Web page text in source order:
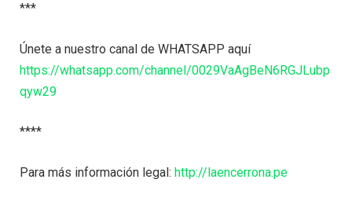
***
Únete a nuestro canal de WHATSAPP aquí
https://whatsapp.com/channel/0029VaAgBeN6RGJLubp
qyw29
****
Para más información legal: http://laencerrona.pe